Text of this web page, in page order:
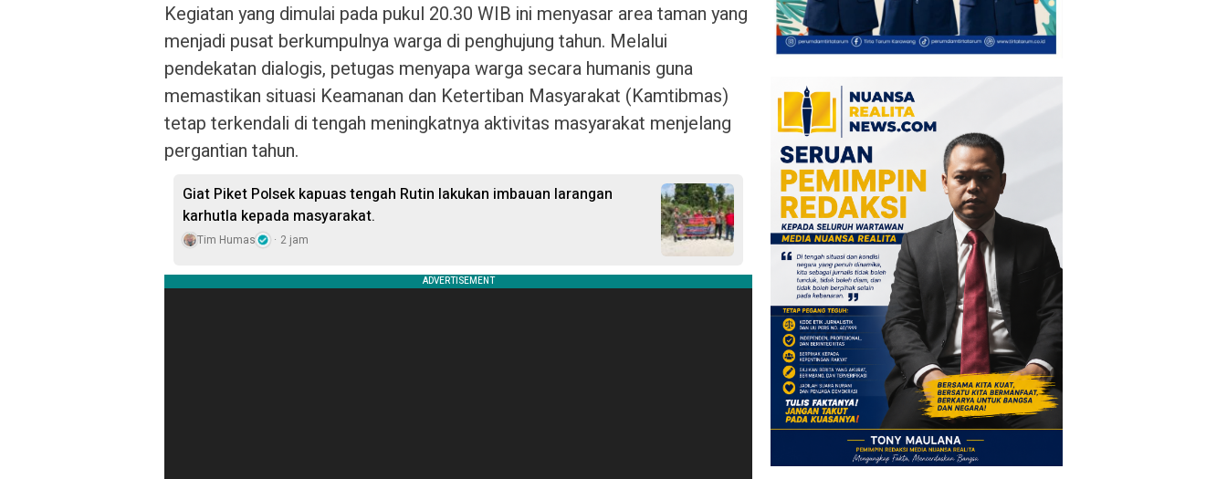
Kegiatan yang dimulai pada pukul 20.30 WIB ini menyasar area taman yang
menjadi pusat berkumpulnya warga di penghujung tahun. Melalui
pendekatan dialogis, petugas menyapa warga secara humanis guna
memastikan situasi Keamanan dan Ketertiban Masyarakat (Kamtibmas)
tetap terkendali di tengah meningkatnya aktivitas masyarakat menjelang
pergantian tahun.
Giat Piket Polsek kapuas tengah Rutin lakukan imbauan larangan
karhutla kepada masyarakat.
Tim Humas 2 jam